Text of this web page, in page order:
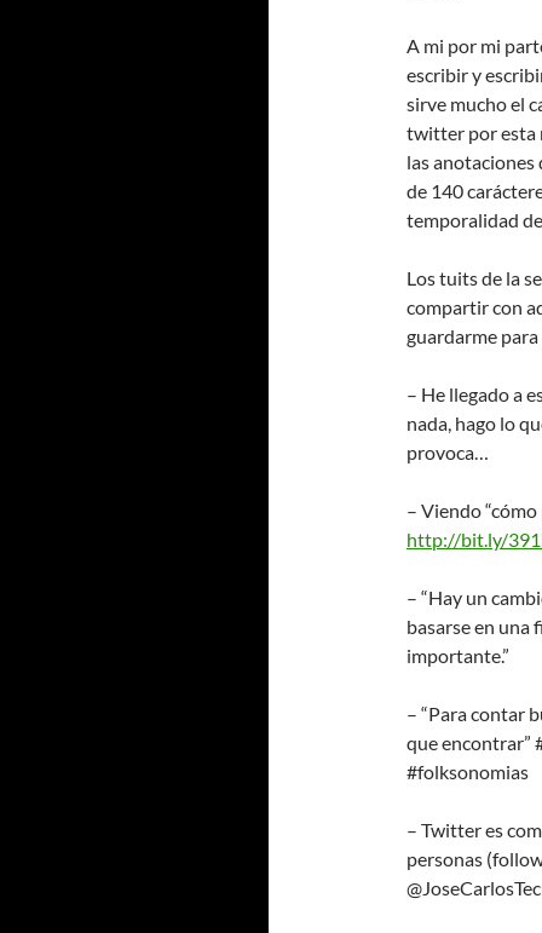
A mi por mi
escribir y
sirve mucho el
twitter por esta
las anotaciones
de 140
temporalidad
Los tuits de la
compartir con
guardarme para
– He llegado a
nada, hago lo
provoca…
– Viendo
http://bit.ly/
– “Hay un
basarse en una
importante.”
– “Para contar
que encontrar”
#folksonomias
– Twitter es
personas